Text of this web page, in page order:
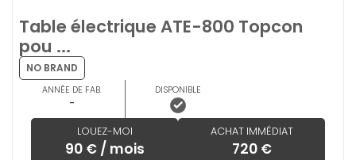
Table électrique ATE-800 Topcon
pou ...
NO BRAND
ANNÉE DE FAB.
-
DISPONIBLE
LOUEZ-MOI
90 € / mois
ACHAT IMMÉDIAT
720 €